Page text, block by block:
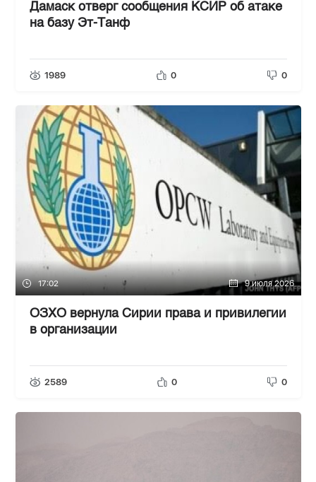
Дамаск отверг сообщения КСИР об атаке
на базу Эт-Танф
1989 0 0
17:02 9 июля 2026
ОЗХО вернула Сирии права и привилегии
в организации
2589 0 0